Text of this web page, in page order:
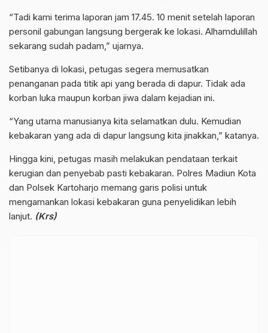
“Tadi kami terima laporan jam 17.45. 10 menit setelah laporan
personil gabungan langsung bergerak ke lokasi. Alhamdulillah
sekarang sudah padam,” ujarnya.
Setibanya di lokasi, petugas segera memusatkan
penanganan pada titik api yang berada di dapur. Tidak ada
korban luka maupun korban jiwa dalam kejadian ini.
“Yang utama manusianya kita selamatkan dulu. Kemudian
kebakaran yang ada di dapur langsung kita jinakkan,” katanya.
Hingga kini, petugas masih melakukan pendataan terkait
kerugian dan penyebab pasti kebakaran. Polres Madiun Kota
dan Polsek Kartoharjo memang garis polisi untuk
mengamankan lokasi kebakaran guna penyelidikan lebih
lanjut. (Krs)